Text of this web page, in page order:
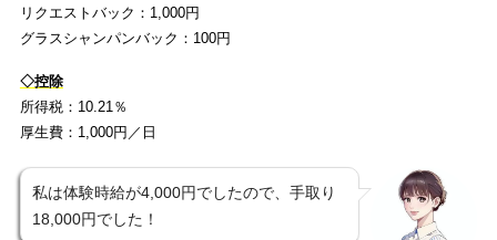
リクエストバック：1,000円
グラスシャンパンバック：100円
◇控除
所得税：10.21％
厚生費：1,000円／日
私は体験時給が4,000円でしたので、手取り
18,000円でした！